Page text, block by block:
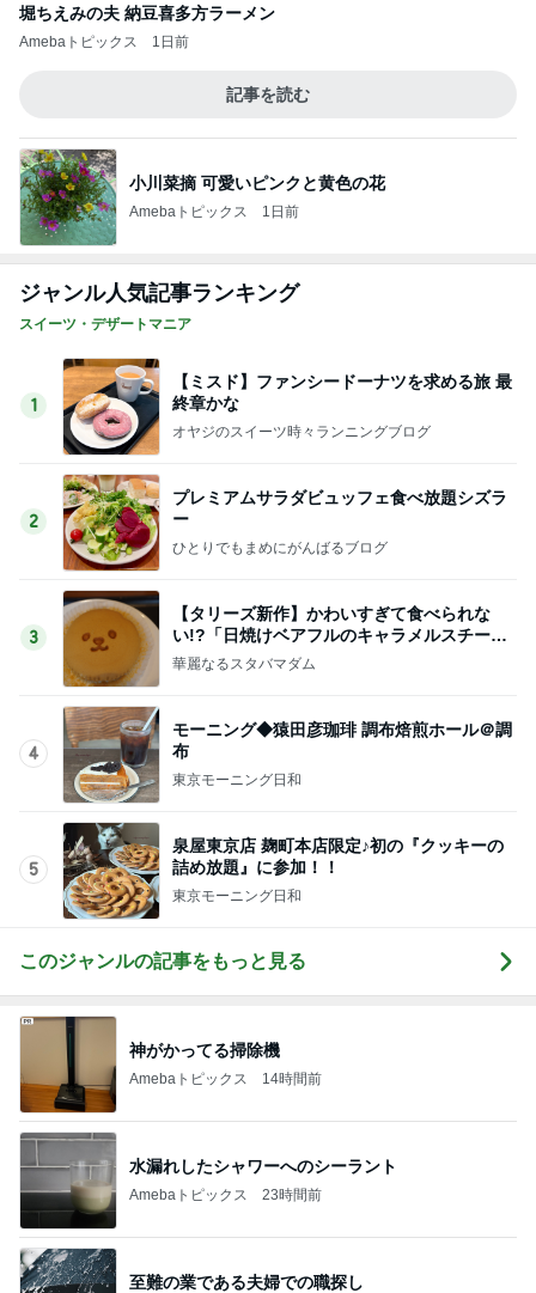
堀ちえみの夫 納豆喜多方ラーメン
Amebaトピックス 1日前
記事を読む
小川菜摘 可愛いピンクと黄色の花
Amebaトピックス 1日前
ジャンル人気記事ランキング
スイーツ・デザートマニア
1
【ミスド】ファンシードーナツを求める旅 最
終章かな
オヤジのスイーツ時々ランニングブログ
2
プレミアムサラダビュッフェ食べ放題シズラ
ー
ひとりでもまめにがんばるブログ
3
【タリーズ新作】かわいすぎて食べられな
い!?「日焼けベアフルのキャラメルスチーム
ケーキ」を実食
華麗なるスタバマダム
4
モーニング◆猿田彦珈琲 調布焙煎ホール＠調
布
東京モーニング日和
5
泉屋東京店 麹町本店限定♪初の『クッキーの
詰め放題』に参加！！
東京モーニング日和
このジャンルの記事をもっと見る
神がかってる掃除機
Amebaトピックス 14時間前
水漏れしたシャワーへのシーラント
Amebaトピックス 23時間前
至難の業である夫婦での職探し